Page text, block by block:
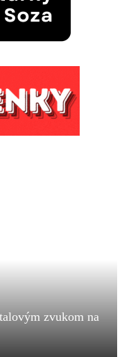
zvukom na